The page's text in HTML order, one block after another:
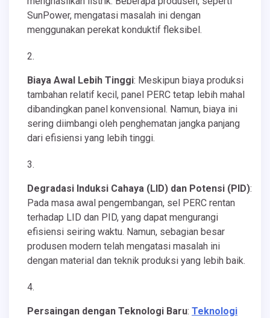
SunPower, mengatasi masalah ini dengan
menggunakan perekat konduktif fleksibel.
Biaya Awal Lebih Tinggi: Meskipun biaya produksi
tambahan relatif kecil, panel PERC tetap lebih mahal
dibandingkan panel konvensional. Namun, biaya ini
sering diimbangi oleh penghematan jangka panjang
dari efisiensi yang lebih tinggi.
Degradasi Induksi Cahaya (LID) dan Potensi (PID):
Pada masa awal pengembangan, sel PERC rentan
terhadap LID dan PID, yang dapat mengurangi
efisiensi seiring waktu. Namun, sebagian besar
produsen modern telah mengatasi masalah ini
dengan material dan teknik produksi yang lebih baik.
Persaingan dengan Teknologi Baru: Teknologi